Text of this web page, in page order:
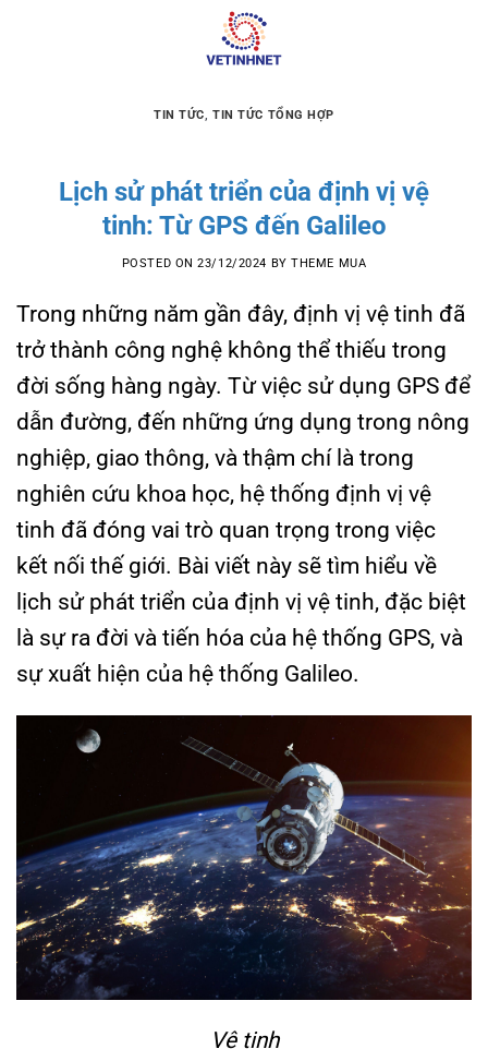
TIN TỨC,TIN TỨC TỔNG HỢP
Lịch sử phát triển của định vị vệ
tinh: Từ GPS đến Galileo
POSTED ON23/12/2024 BYTHEME MUA
Trong những năm gần đây, định vị vệ tinh đã
trở thành công nghệ không thể thiếu trong
đời sống hàng ngày. Từ việc sử dụng GPS để
dẫn đường, đến những ứng dụng trong nông
nghiệp, giao thông, và thậm chí là trong
nghiên cứu khoa học, hệ thống định vị vệ
tinh đã đóng vai trò quan trọng trong việc
kết nối thế giới. Bài viết này sẽ tìm hiểu về
lịch sử phát triển của định vị vệ tinh, đặc biệt
là sự ra đời và tiến hóa của hệ thống GPS, và
sự xuất hiện của hệ thống Galileo.
Vệ tinh